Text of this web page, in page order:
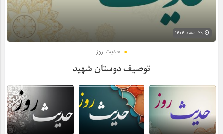
حدیث روز
توصیف دوستان شهید